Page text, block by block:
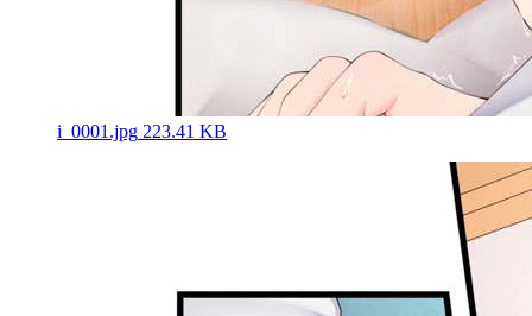
i_0001.jpg 223.41 KB